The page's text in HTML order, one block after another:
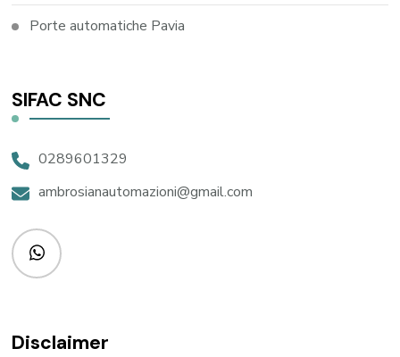
Porte automatiche Pavia
SIFAC SNC
0289601329
ambrosianautomazioni@gmail.com
Disclaimer